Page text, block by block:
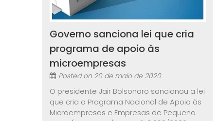
Governo sanciona lei que cria
programa de apoio às
microempresas
Posted on 20 de maio de 2020
O presidente Jair Bolsonaro sancionou a lei
que cria o Programa Nacional de Apoio às
Microempresas e Empresas de Pequeno